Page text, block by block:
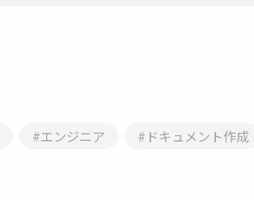
#エンジニア #ドキュメント作成